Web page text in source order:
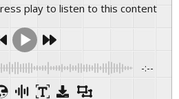
Press play to listen to this content
-:--